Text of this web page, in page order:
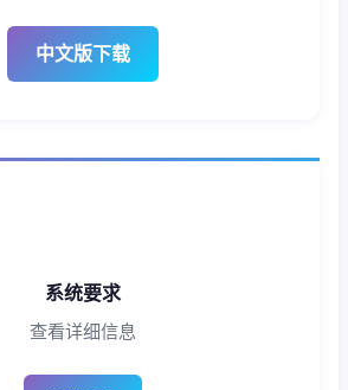
中文版下载
系统要求
查看详细信息